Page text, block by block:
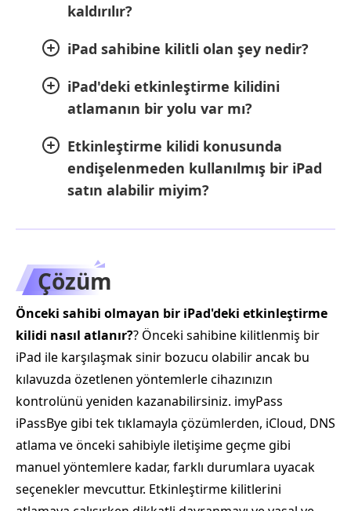
kaldırılır?
iPad sahibine kilitli olan şey nedir?
iPad'deki etkinleştirme kilidini
atlamanın bir yolu var mı?
Etkinleştirme kilidi konusunda
endişelenmeden kullanılmış bir iPad
satın alabilir miyim?
Çözüm
Önceki sahibi olmayan bir iPad'deki etkinleştirme
kilidi nasıl atlanır?? Önceki sahibine kilitlenmiş bir
iPad ile karşılaşmak sinir bozucu olabilir ancak bu
kılavuzda özetlenen yöntemlerle cihazınızın
kontrolünü yeniden kazanabilirsiniz. imyPass
iPassBye gibi tek tıklamayla çözümlerden, iCloud, DNS
atlama ve önceki sahibiyle iletişime geçme gibi
manuel yöntemlere kadar, farklı durumlara uyacak
seçenekler mevcuttur. Etkinleştirme kilitlerini